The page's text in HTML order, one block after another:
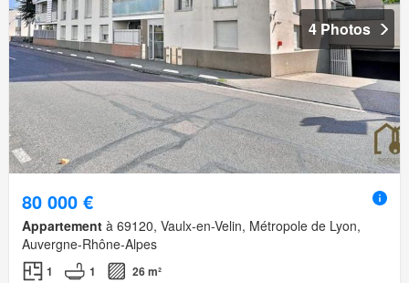
4 Photos
80 000 €
Appartement à 69120, Vaulx-en-Velin, Métropole de Lyon,
Auvergne-Rhône-Alpes
1 1 26 m²